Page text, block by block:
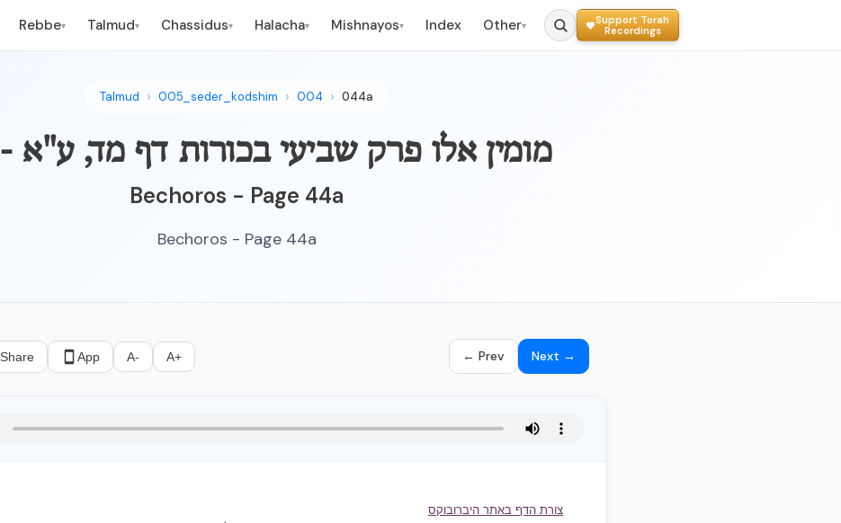
Rebbe▾ Talmud▾ Chassidus▾ Halacha▾ Mishnayos▾ Index Other▾
Support Torah
Recordings
Talmud 005_seder_kodshim 004 044a
044a - מומין אלו פרק שביעי בכורות דף מד, ע"א
Bechoros - Page 44a
Bechoros - Page 44a
Share App A- A+ ← Prev Next →
צורת הדף באתר היברובוקס